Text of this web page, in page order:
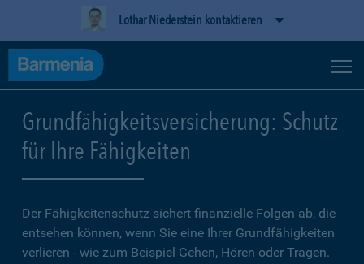
Lothar Niederstein kontaktieren
Grundfähigkeitsversicherung: Schutz
für Ihre Fähigkeiten
Der Fähigkeitenschutz sichert finanzielle Folgen ab, die
entsehen können, wenn Sie eine Ihrer Grundfähigkeiten
verlieren - wie zum Beispiel Gehen, Hören oder Tragen.